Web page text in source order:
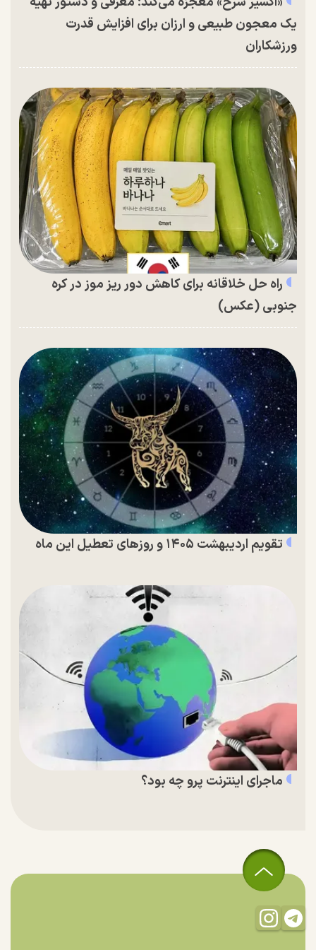
یک معجون طبیعی و ارزان برای افزایش قدرت
ورزشکاران
راه حل خلاقانه برای کاهش دور ریز موز در کره
جنوبی (عکس)
تقویم اردیبهشت ۱۴۰۵ و روز‌های تعطیل این ماه
ماجرای اینترنت پرو چه بود؟